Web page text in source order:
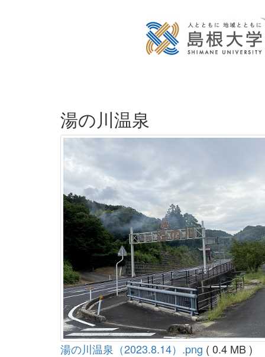
湯の川温泉
湯の川温泉（2023.8.14）.png ( 0.4 MB )